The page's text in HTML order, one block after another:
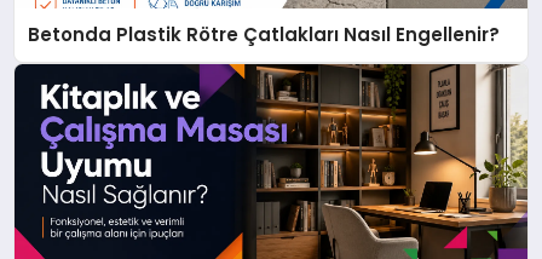
Betonda Plastik Rötre Çatlakları Nasıl Engellenir?